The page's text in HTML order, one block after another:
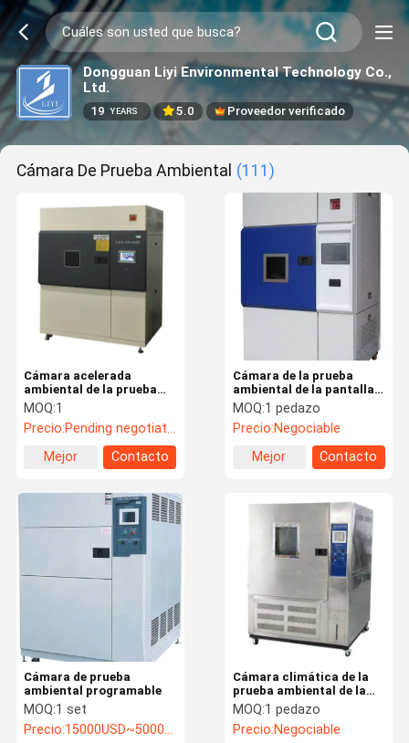
Dongguan Liyi Environmental Technology Co.,
Ltd.
19 YEARS 5.0 Proveedor verificado
Cámara De Prueba Ambiental (111)
Cámara acelerada
ambiental de la prueba
del clima de la lámpara de
arco del xenón
ASTM1149
MOQ:1
Precio:Pending negotiation
Mejor
Contacto
Cámara de la prueba
ambiental de la pantalla
táctil del PLC
MOQ:1 pedazo
Precio:Negociable
Mejor
Contacto
Cámara de prueba
ambiental programable
MOQ:1 set
Precio:15000USD~5000USD/set
Cámara climática de la
prueba ambiental de la
humedad de la
temperatura
programable
MOQ:1 pedazo
Precio:Negociable